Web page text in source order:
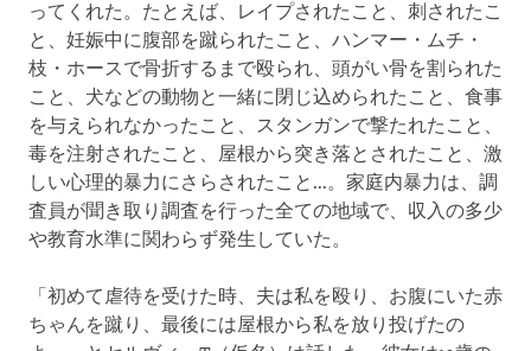
ってくれた。たとえば、レイプされたこと、刺されたこ
と、妊娠中に腹部を蹴られたこと、ハンマー・ムチ・
枝・ホースで骨折するまで殴られ、頭がい骨を割られた
こと、犬などの動物と一緒に閉じ込められたこと、食事
を与えられなかったこと、スタンガンで撃たれたこと、
毒を注射されたこと、屋根から突き落とされたこと、激
しい心理的暴力にさらされたこと...。家庭内暴力は、調
査員が聞き取り調査を行った全ての地域で、収入の多少
や教育水準に関わらず発生していた。
「初めて虐待を受けた時、夫は私を殴り、お腹にいた赤
ちゃんを蹴り、最後には屋根から私を放り投げたの